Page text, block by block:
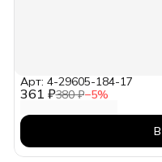
361 ₽380 ₽−5%
Арт: 4-29605-184-17